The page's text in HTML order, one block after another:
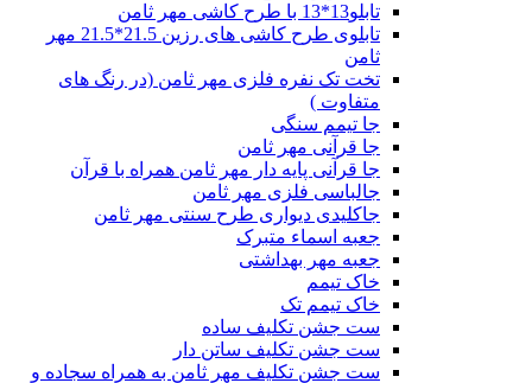
تابلو13*13 با طرح کاشی مهر ثامن
تابلوی طرح کاشی های رزین 21.5*21.5 مهر
ثامن
تخت تک نفره فلزی مهر ثامن (در رنگ های
متفاوت )
جا تیمم سنگی
جا قرآنی مهر ثامن
جا قرآنی پایه دار مهر ثامن همراه با قرآن
جالباسی فلزی مهر ثامن
جاکلیدی دیواری طرح سنتی مهر ثامن
جعبه اسماء متبرک
جعبه مهر بهداشتی
خاک تیمم
خاک تیمم تک
ست جشن تکلیف ساده
ست جشن تکلیف ساتن دار
ست جشن تکلیف مهر ثامن به همراه سجاده و